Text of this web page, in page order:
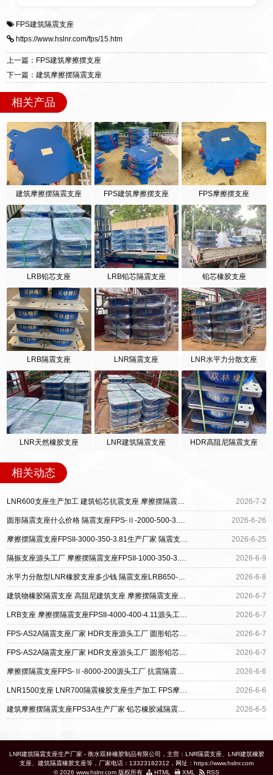
震支座，电话：13323182312，地址：衡水高新
区迎宾大街 9 号。
一站式供货厂家，拥有多年行业生产经验，国标
标准生产 LRB/LNR/HDR/FPS 全系列支座，资
质、检测报告完备，提供选型、深化、供货、安
装指导全套服务，厂址衡水高新区北方工业基地
FPS建筑隔震支座
https://www.hslnr.com/fps/15.htm
上一篇：FPS建筑摩擦摆支座
下一篇：建筑摩擦摆隔震支座
相关产品
建筑摩擦摆隔震支座 FPS建筑摩擦摆支座 FPS摩擦摆支座
LRB铅芯支座 LRB铅芯隔震支座 铅芯橡胶支座
LRB隔震支座 LNR隔震支座 LNR水平力分散支座
LNR天然橡胶支座 LNR建筑隔震支座 HDR高阻尼隔震支座
相关动态
LNR600支座生产加工 建筑铅芯抗震支座 摩擦摆隔震支座FPSII-5000-350-3.81 2026-7-2
圆形隔震支座什么价格 隔震支座FPS-Ⅱ-2000-500-3.8源头工厂 HDR700支座厂家 2026-6-26
摩擦摆隔震支座FPSII-3000-350-3.81生产厂家 隔震支座电话 叠层橡胶支座厂家 2026-6-25
隔振支座源头工厂 摩擦摆隔震支座FPSII-1000-350-3.81厂家 小型隔震支座生产厂家 2026-6-9
水平力分散型LNR橡胶支座多少钱 隔震支座LRB650-Ⅱ多少钱一个 建筑FPS建筑摩擦摆支座厂家 2026-6-8
建筑物橡胶隔震支座 高阻尼建筑支座 摩擦摆隔震支座FPSII-6000-300-3.48厂家 2026-6-7
LRB支座 摩擦摆隔震支座FPSII-4000-400-4.11源头工厂 LRB500隔震支座厂家 2026-6-7
FPS-AS2A隔震支座厂家 HDR支座源头工厂 圆形铅芯橡胶隔震支座 2026-6-7
FPS-AS2A隔震支座厂家 HDR支座源头工厂 圆形铅芯橡胶隔震支座 2026-6-7
摩擦摆隔震支座FPS-Ⅱ-8000-200源头工厂 抗震隔震支座生产厂家 建筑减震支座厂家电话 2026-6-6
LNR1500支座 LNR700隔震橡胶支座生产加工 FPS摩擦摆支座 2026-6-6
建筑摩擦摆隔震支座FPS3A生产厂家 铅芯橡胶减隔震支座生产厂家 矩形高阻尼隔震支座厂家 2026-6-5
LNR建筑隔震支座生产厂家 - 衡水双林橡胶制品有限公司，主营：LNR隔震支座、LNR建筑橡胶
支座、建筑隔震橡胶支座等，厂家电话：13323182312，网址：https://www.hslnr.com
© 2026 www.hslnr.com 版权所有
HTML XML RSS